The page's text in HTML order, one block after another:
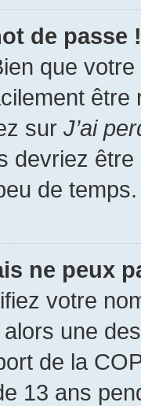
de passe !
que
sur J’ai
devriez
de temps.
ne peux
votre
une
de la
13 ans